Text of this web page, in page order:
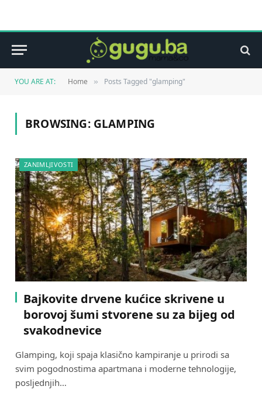
YOU ARE AT: Home » Posts Tagged "glamping"
BROWSING: GLAMPING
ZANIMLJIVOSTI
Bajkovite drvene kućice skrivene u
borovoj šumi stvorene su za bijeg od
svakodnevice
Glamping, koji spaja klasično kampiranje u prirodi sa
svim pogodnostima apartmana i moderne tehnologije,
posljednjih…